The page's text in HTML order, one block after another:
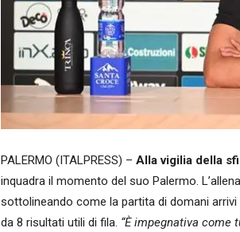
PALERMO (ITALPRESS) – Alla vigilia della
inquadra il momento del suo Palermo.
sottolineando come la partita di domani
da 8 risultati utili di fila. “È impegnativa come